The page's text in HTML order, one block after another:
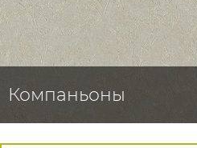
Компаньоны